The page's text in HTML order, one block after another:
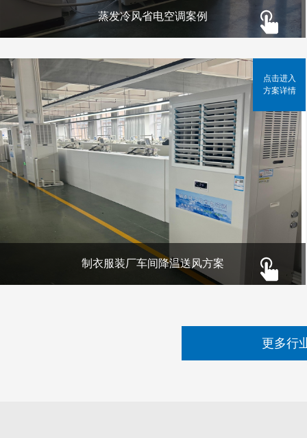
蒸发冷风省电空调案例
制衣服装厂车间降温送风方案
点击进入
方案详情
更多行